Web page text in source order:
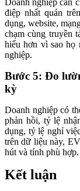
điệp nhất quán
dụng, website,
chạm cùng truyền
hiểu hơn vì sao họ
nghiệp.
Bước 5: Đo
kỳ
Doanh nghiệp có
phản hồi, tỷ lệ
dụng, tỷ lệ nghỉ
trên dữ liệu này,
hút và tính phù hợp.
Kết luận